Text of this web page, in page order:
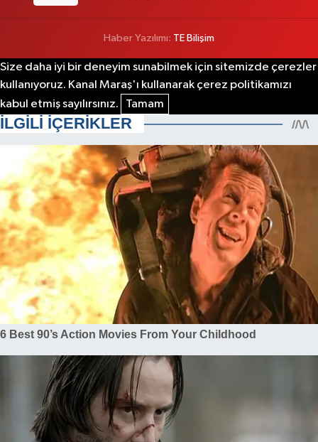
Haber Yazılımı: TE Bilişim
Size daha iyi bir deneyim sunabilmek için sitemizde çerezler
kullanıyoruz. Kanal Maraş'ı kullanarak çerez politikamızı
kabul etmiş sayılırsınız.
Tamam